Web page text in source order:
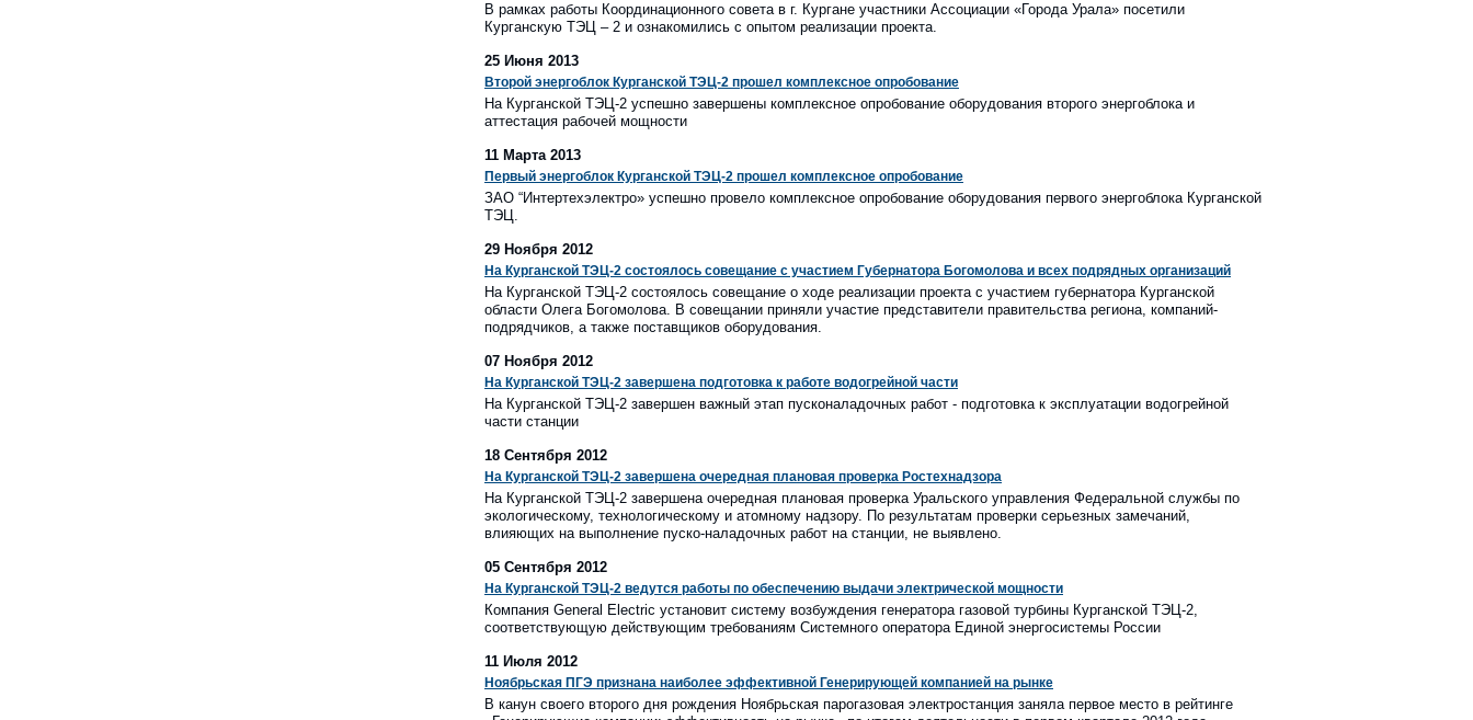
В рамках работы Координационного совета в г. Кургане участники Ассоциации «Города Урала» посетили
Курганскую ТЭЦ – 2 и ознакомились с опытом реализации проекта.
25 Июня 2013
Второй энергоблок Курганской ТЭЦ-2 прошел комплексное опробование
На Курганской ТЭЦ-2 успешно завершены комплексное опробование оборудования второго энергоблока и
аттестация рабочей мощности
11 Марта 2013
Первый энергоблок Курганской ТЭЦ-2 прошел комплексное опробование
ЗАО “Интертехэлектро» успешно провело комплексное опробование оборудования первого энергоблока Курганской
ТЭЦ.
29 Ноября 2012
На Курганской ТЭЦ-2 состоялось совещание с участием Губернатора Богомолова и всех подрядных организаций
На Курганской ТЭЦ-2 состоялось совещание о ходе реализации проекта с участием губернатора Курганской
области Олега Богомолова. В совещании приняли участие представители правительства региона, компаний-
подрядчиков, а также поставщиков оборудования.
07 Ноября 2012
На Курганской ТЭЦ-2 завершена подготовка к работе водогрейной части
На Курганской ТЭЦ-2 завершен важный этап пусконаладочных работ - подготовка к эксплуатации водогрейной
части станции
18 Сентября 2012
На Курганской ТЭЦ-2 завершена очередная плановая проверка Ростехнадзора
На Курганской ТЭЦ-2 завершена очередная плановая проверка Уральского управления Федеральной службы по
экологическому, технологическому и атомному надзору. По результатам проверки серьезных замечаний,
влияющих на выполнение пуско-наладочных работ на станции, не выявлено.
05 Сентября 2012
На Курганской ТЭЦ-2 ведутся работы по обеспечению выдачи электрической мощности
Компания General Electric установит систему возбуждения генератора газовой турбины Курганской ТЭЦ-2,
соответствующую действующим требованиям Системного оператора Единой энергосистемы России
11 Июля 2012
Ноябрьская ПГЭ признана наиболее эффективной Генерирующей компанией на рынке
В канун своего второго дня рождения Ноябрьская парогазовая электростанция заняла первое место в рейтинге